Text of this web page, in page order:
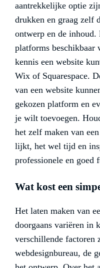
aantrekkelijke optie
drukken en graag zelf
ontwerp en de
platforms beschikbaar
kennis een website
Wix of Squarespace.
van een website
gekozen platform en
je wilt toevoegen.
het zelf maken van
lijkt, het wel tijd en
professionele en goed
Wat kost een
Het laten maken van
doorgaans variëren in
verschillende factoren
webdesignbureau, de